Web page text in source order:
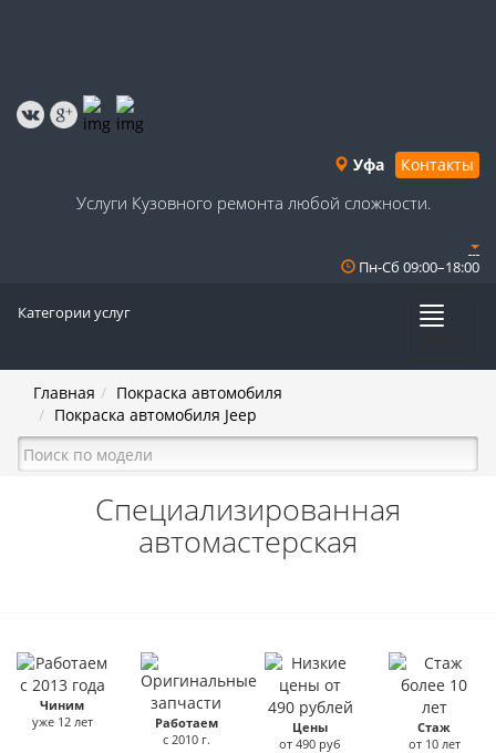
Уфа Контакты
Услуги Кузовного ремонта любой сложности.
Пн-Сб 09:00–18:00
Категории услуг
Главная
Покраска автомобиля
Покраска автомобиля Jeep
Специализированная
автомастерская
Чиним
уже 12 лет
Работаем
с 2010 г.
Цены
от 490 руб
Стаж
от 10 лет